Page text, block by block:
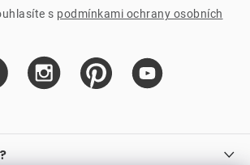
s podmínkami ochrany osobních